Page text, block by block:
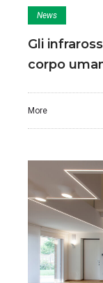
News
Gli
corpo
More